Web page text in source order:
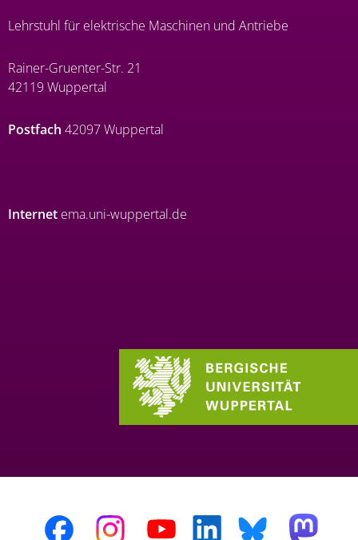
Lehrstuhl für elektrische Maschinen und Antriebe
Rainer-Gruenter-Str. 21
42119 Wuppertal
Postfach 42097 Wuppertal
Internet ema.uni-wuppertal.de